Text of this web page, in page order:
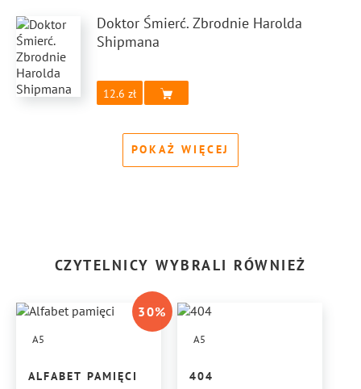
Doktor Śmierć. Zbrodnie Harolda
Shipmana
12.6
POKAŻ WIĘCEJ
CZYTELNICY WYBRALI RÓWNIEŻ
A5
30%
ALFABET PAMIĘCI
A5
404